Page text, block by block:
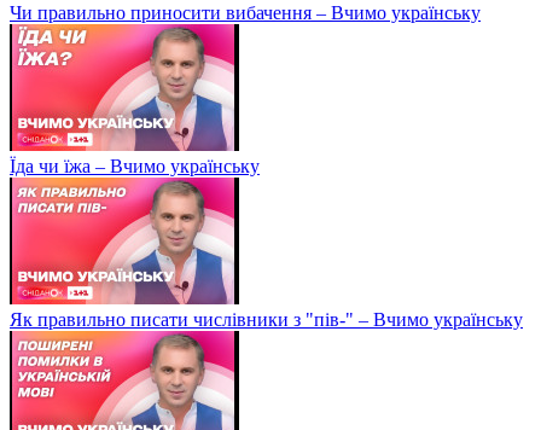
Чи правильно приносити вибачення – Вчимо українську
Їда чи їжа – Вчимо українську
Як правильно писати числівники з "пів-" – Вчимо українську